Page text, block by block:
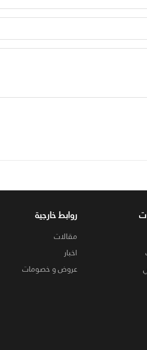
روابط خارجية
مقالات
اخبار
عروض و خصومات